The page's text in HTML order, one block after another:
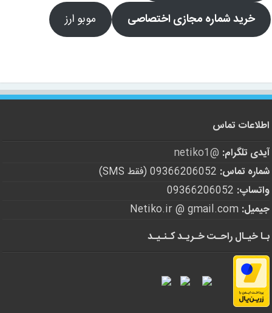
خرید شماره مجازی اختصاصی موبو ارز
اطلاعات تماس
آیدی تلگرام: @netiko1
شماره تماس:
واتساپ:
جیمیل:
بـا خیـال راحـت خـریـد کـنـیـد